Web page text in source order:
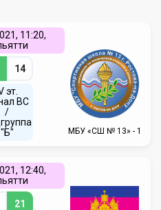
11:20,
14
эт.
ВC
/
"Б"
МБУ «СШ № 13» - 1
12:40,
21